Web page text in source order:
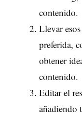
contenido.
Llevar
preferida,
obtener
contenido.
Editar el
añadiendo